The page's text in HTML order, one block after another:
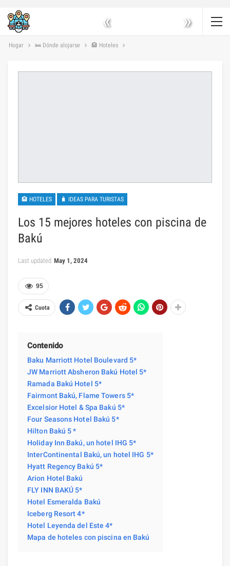
« »
Hogar 🛌 Dónde alojarse 🏨 Hoteles
🏨 HOTELES 🧳 IDEAS PARA TURISTAS
Los 15 mejores hoteles con piscina de
Bakú
Last updated May 1, 2024
95
Cuota
Contenido
Baku Marriott Hotel Boulevard 5*
JW Marriott Absheron Bakú Hotel 5*
Ramada Bakú Hotel 5*
Fairmont Bakú, Flame Towers 5*
Excelsior Hotel & Spa Bakú 5*
Four Seasons Hotel Bakú 5*
Hilton Bakú 5 *
Holiday Inn Bakú, un hotel IHG 5*
InterContinental Bakú, un hotel IHG 5*
Hyatt Regency Bakú 5*
Arion Hotel Bakú
FLY INN BAKÚ 5*
Hotel Esmeralda Bakú
Iceberg Resort 4*
Hotel Leyenda del Este 4*
Mapa de hoteles con piscina en Bakú